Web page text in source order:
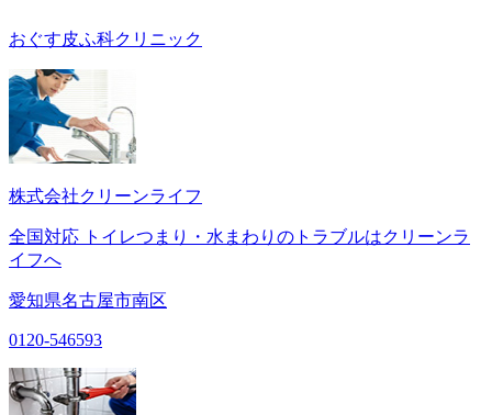
おぐす皮ふ科クリニック
株式会社クリーンライフ
全国対応 トイレつまり・水まわりのトラブルはクリーンラ
イフへ
愛知県名古屋市南区
0120-546593